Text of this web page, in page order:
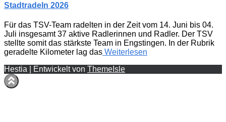
Stadtradeln 2026
Für das TSV-Team radelten in der Zeit vom 14. Juni bis 04.
Juli insgesamt 37 aktive Radlerinnen und Radler. Der TSV
stellte somit das stärkste Team in Engstingen. In der Rubrik
geradelte Kilometer lag das Weiterlesen
Hestia | Entwickelt von ThemeIsle